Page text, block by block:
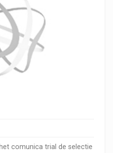
comunica trial de selectie